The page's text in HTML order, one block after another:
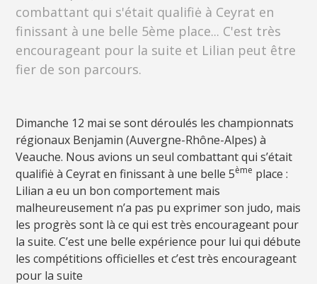
combattant qui s'était qualifiė à Ceyrat en
finissant à une belle 5ème place... C'est très
encourageant pour la suite et Lilian peut être
fier de son parcours.
Dimanche 12 mai se sont déroulés les championnats
régionaux Benjamin (Auvergne-Rhône-Alpes) à
Veauche. Nous avions un seul combattant qui s’était
qualifiė à Ceyrat en finissant à une belle 5ème place :
Lilian a eu un bon comportement mais
malheureusement n’a pas pu exprimer son judo, mais
les progrès sont là ce qui est très encourageant pour
la suite. C’est une belle expérience pour lui qui débute
les compétitions officielles et c’est très encourageant
pour la suite